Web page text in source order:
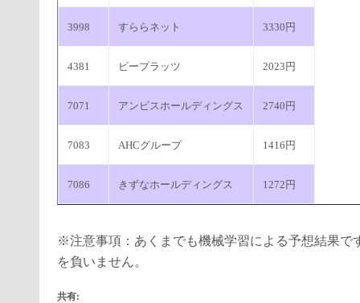
3998 すららネット 3330円
4381 ビープラッツ 2023円
7071 アンビスホールディングス 2740円
7083 AHCグループ 1416円
7086 きずなホールディングス 1272円
※注意事項：あくまでも機械学習による予想結果で
を負いません。
共有: